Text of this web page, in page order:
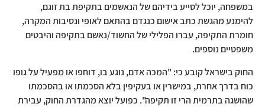
במשפחה, יוכל לסייע בידיהם של הנאשמים בתקיפת בת זוגם,
להימנע מהגשת כתב אישום כנגדם בהתאם לאופי ונסיבות המקרה,
חומרת התקיפה, עברו הפלילי של החשוד/נאשם בתקיפה והיבטים
משפטיים נוספים.
החוק בישראל קובע כי: "המכה אדם, נוגע בו, דוחפו או מפעיל על גופו
כוח בדרך אחרת, במישרין או בעקיפין בלא הסכמתו או בהסכמתו
שהושגה בתרמית הרי זו תקיפה". כפועל יוצא מהגדרת החוק, עבירת